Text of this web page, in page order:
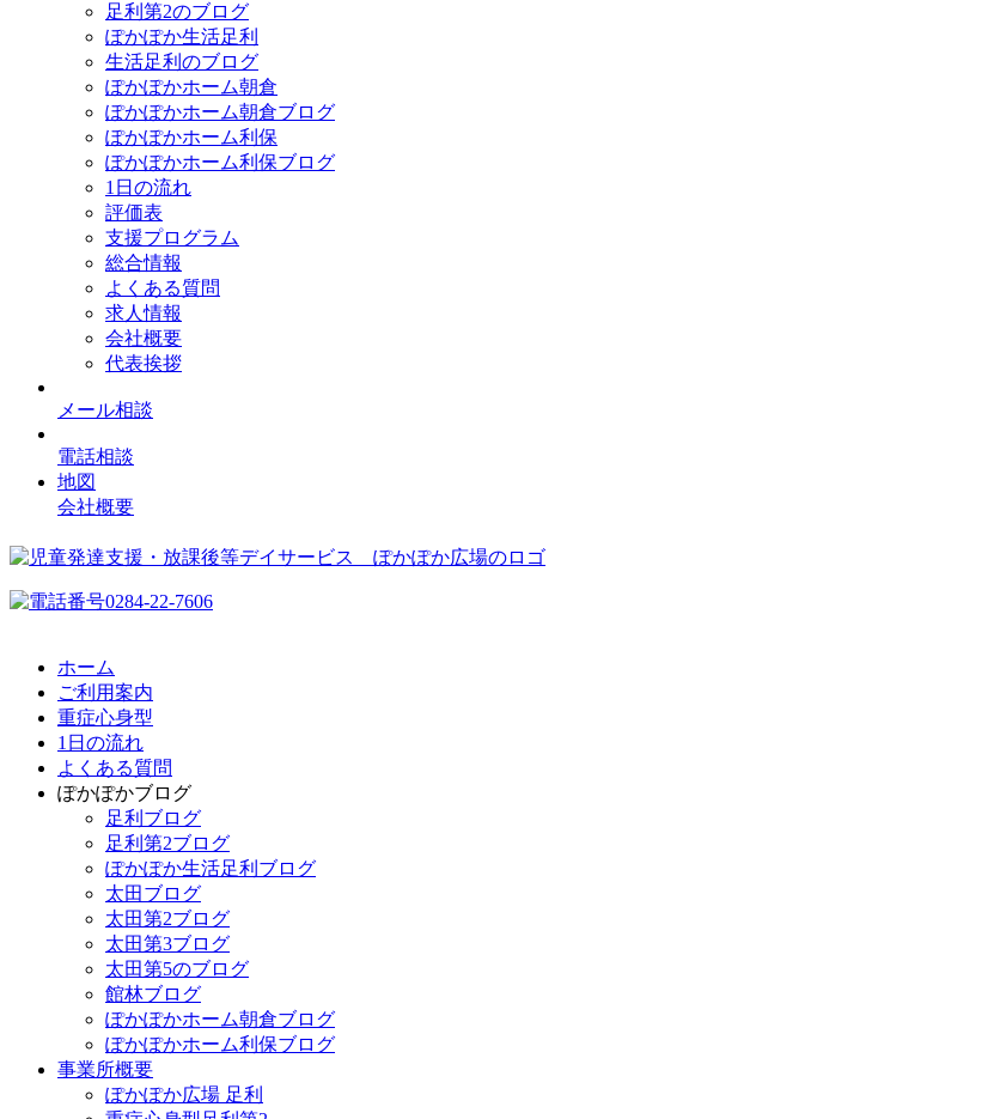
足利第2のブログ
ぽかぽか生活足利
生活足利のブログ
ぽかぽかホーム朝倉
ぽかぽかホーム朝倉ブログ
ぽかぽかホーム利保
ぽかぽかホーム利保ブログ
1日の流れ
評価表
支援プログラム
総合情報
よくある質問
求人情報
会社概要
代表挨拶
メール相談
電話相談
地図
会社概要
ホーム
ご利用案内
重症心身型
1日の流れ
よくある質問
ぽかぽかブログ
足利ブログ
足利第2ブログ
ぽかぽか生活足利ブログ
太田ブログ
太田第2ブログ
太田第3ブログ
太田第5のブログ
館林ブログ
ぽかぽかホーム朝倉ブログ
ぽかぽかホーム利保ブログ
事業所概要
ぽかぽか広場 足利